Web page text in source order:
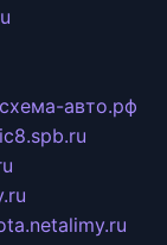
схема-авто.рф
alimy.ru